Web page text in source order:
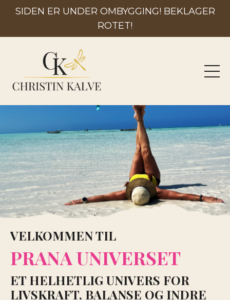
SIDEN ER UNDER OMBYGGING! BEKLAGER
ROTET!
VELKOMMEN TIL
PRANA UNIVERSET
ET HELHETLIG UNIVERS FOR
LIVSKRAFT, BALANSE OG INDRE